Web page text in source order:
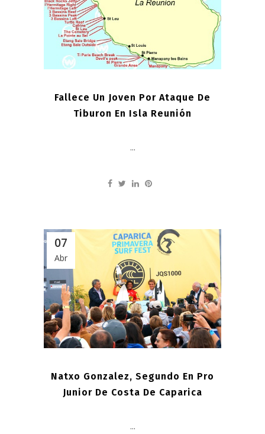
Fallece Un Joven Por Ataque De
Tiburon En Isla Reunión
...
07
Abr
Natxo Gonzalez, Segundo En Pro
Junior De Costa De Caparica
...